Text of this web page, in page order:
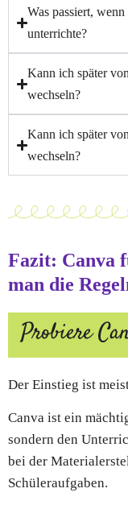
Was passiert,
unterrichte?
Kann ich später
wechseln?
Kann ich später
wechseln?
Fazit: Canva
man die
Probiere
Der Einstieg ist
Canva ist ein
sondern den
bei der
Schüleraufgaben.